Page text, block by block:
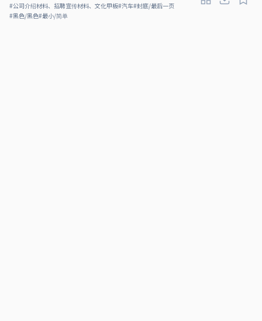
#公司介绍材料、招聘宣传材料、文化甲板#汽车#封底/最后一页
#黑色/黑色#最小/简单